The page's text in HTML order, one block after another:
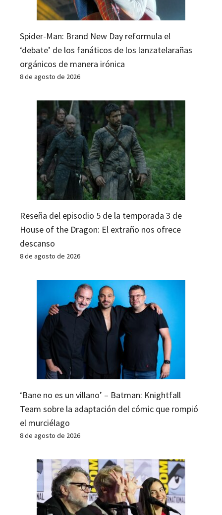
Spider-Man: Brand New Day reformula el
‘debate’ de los fanáticos de los lanzatelarañas
orgánicos de manera irónica
8 de agosto de 2026
Reseña del episodio 5 de la temporada 3 de
House of the Dragon: El extraño nos ofrece
descanso
8 de agosto de 2026
‘Bane no es un villano’ – Batman: Knightfall
Team sobre la adaptación del cómic que rompió
el murciélago
8 de agosto de 2026